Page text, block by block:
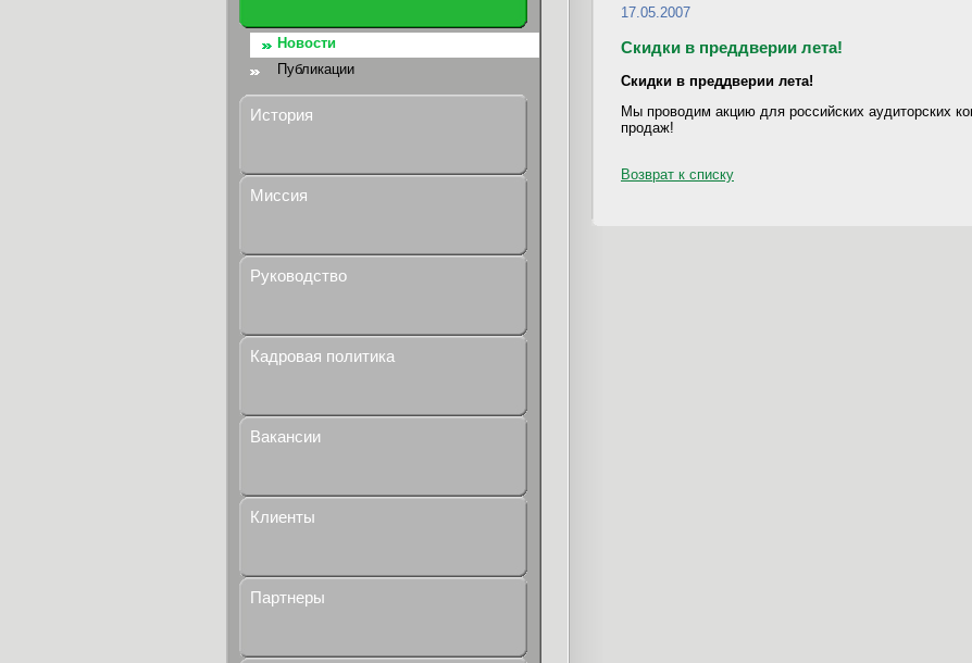
Новости
Публикации
История
Миссия
Руководство
Кадровая политика
Вакансии
Клиенты
Партнеры
17.05.2007
Скидки в преддверии лета!
Скидки в преддверии лета!
Мы проводим акцию для российских аудиторских
продаж!
Возврат к списку